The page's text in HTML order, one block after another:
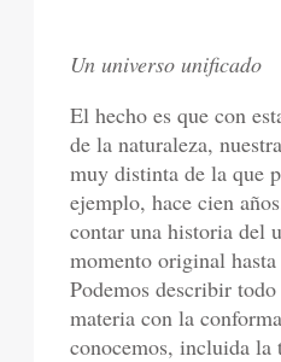
Un universo unificado
El hecho es que con
de la naturaleza,
muy distinta de la que
ejemplo, hace cien
contar una historia del
momento original
Podemos describir
materia con la
conocemos, incluida la